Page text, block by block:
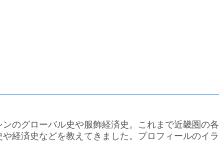
のグローバル史や服飾経済史。これまで近畿圏の各
経済史などを教えてきました。プロフィールのイラ